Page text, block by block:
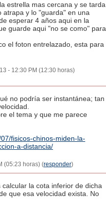
estrella mas cercana y se tarda
atrapa y lo "guarda" en una
esperar 4 años aqui en la
guarde aqui "no se como" para
el foton entrelazado, esta para
- 12:30 PM (12:30 horas)
no podría ser instantánea; tan
el tema y que me parece
fisicos-chinos-miden-la-
a-distancia/
(05:23 horas) (responder)
la cota inferior de dicha
que esa velocidad exista. No